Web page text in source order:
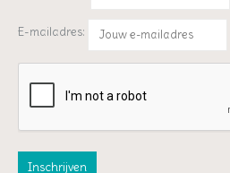
E-mailadres: